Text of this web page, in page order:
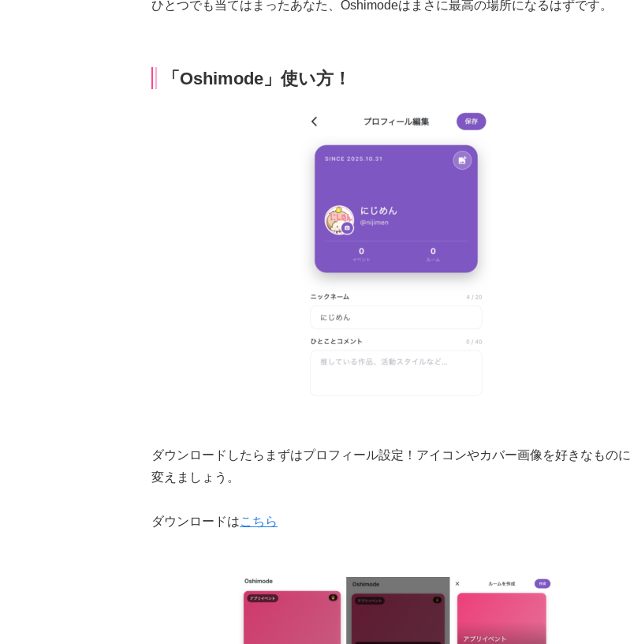
ひとつでも当てはまったあなた、Oshimodeはまさに最高の場所になるはずです。
「Oshimode」使い方！
ダウンロードしたらまずはプロフィール設定！アイコンやカバー画像を好きなものに
変えましょう。
ダウンロードはこちら